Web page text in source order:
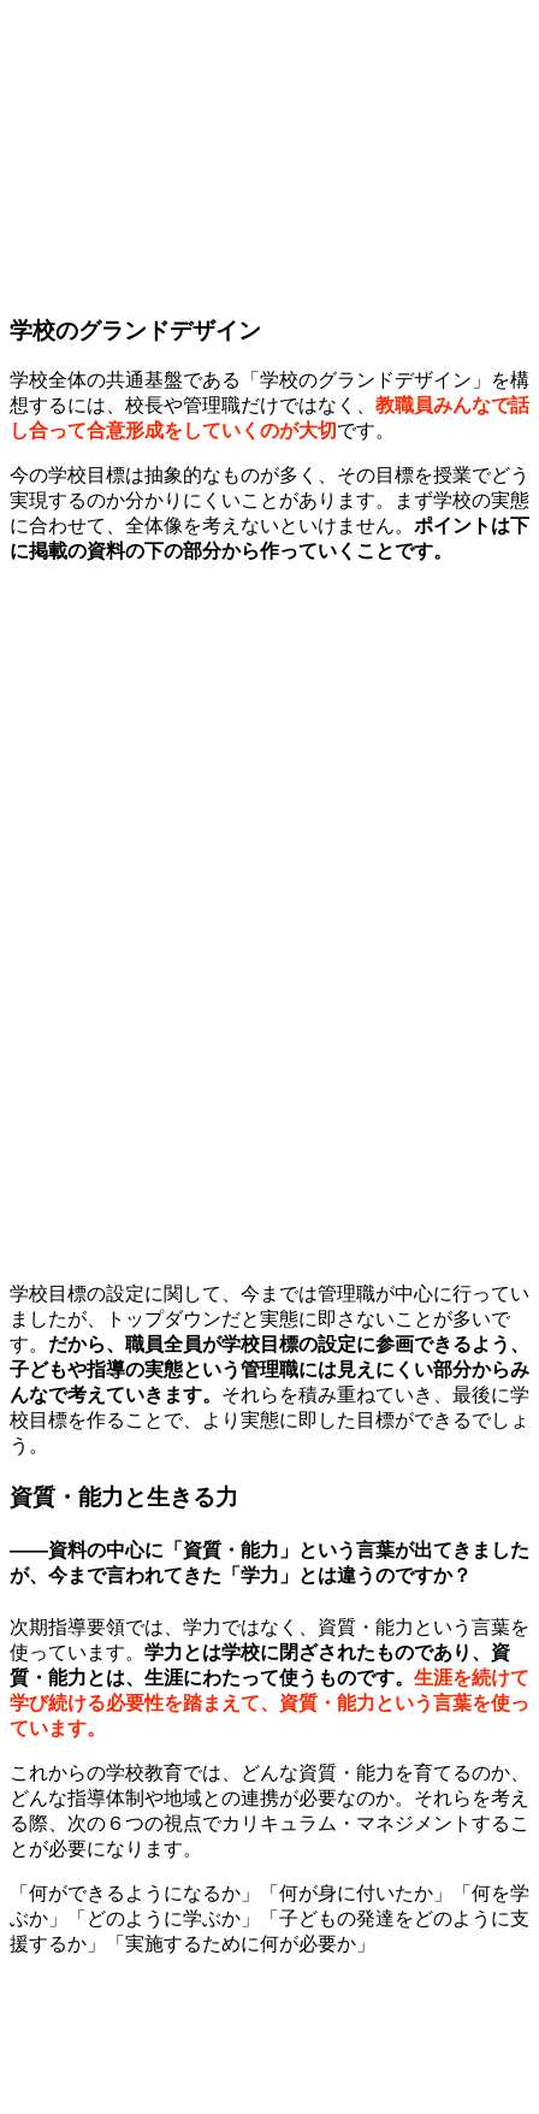
学校のグランドデザイン
学校全体の共通基盤である「学校のグランドデザイン」を構
想するには、校長や管理職だけではなく、 教職員みんなで話
し合って合意形成をしていくのが大切です。
今の学校目標は抽象的なものが多く、その目標を授業でどう
実現するのか分かりにくいことがあります。まず学校の実態
に合わせて、全体像を考えないといけません。 ポイントは下
に掲載の資料の下の部分から作っていくことです。
学校目標の設定に関して、今までは管理職が中心に行ってい
ましたが、トップダウンだと実態に即さないことが多いで
す。 だから、職員全員が学校目標の設定に参画できるよう、
子どもや指導の実態という管理職には見えにくい部分からみ
んなで考えていきます。 それらを積み重ねていき、最後に学
校目標を作ることで、より実態に即した目標ができるでしょ
う。
資質・能力と生きる力
——資料の中心に「資質・能力」という言葉が出てきました
が、今まで言われてきた「学力」とは違うのですか？
次期指導要領では、学力ではなく、資質・能力という言葉を
使っています。 学力とは学校に閉ざされたものであり、資
質・能力とは、生涯にわたって使うものです。 生涯を続けて
学び続ける必要性を踏まえて、資質・能力という言葉を使っ
ています。
これからの学校教育では、どんな資質・能力を育てるのか、
どんな指導体制や地域との連携が必要なのか。それらを考え
る際、次の６つの視点でカリキュラム・マネジメントするこ
とが必要になります。
「何ができるようになるか」「何が身に付いたか」「何を学
ぶか」「どのように学ぶか」「子どもの発達をどのように支
援するか」「実施するために何が必要か」